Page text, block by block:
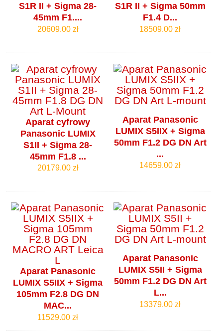
S1R II + Sigma 28-
45mm F1....
20609.00 zł
S1R II + Sigma 50mm
F1.4 D...
18509.00 zł
Aparat cyfrowy
Panasonic LUMIX
S1II + Sigma 28-
45mm F1.8 ...
20179.00 zł
Aparat Panasonic
LUMIX S5IIX + Sigma
50mm F1.2 DG DN Art
...
14659.00 zł
Aparat Panasonic
LUMIX S5IIX + Sigma
105mm F2.8 DG DN
MAC...
11529.00 zł
Aparat Panasonic
LUMIX S5II + Sigma
50mm F1.2 DG DN Art
L...
13379.00 zł